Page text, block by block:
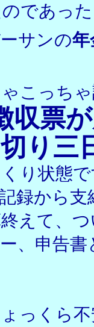
であっ
サンの年
こっち
収票
り三
り状態
録から
えて、
、申告
っくら